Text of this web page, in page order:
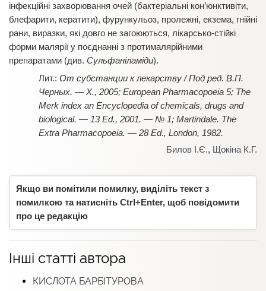
інфекційні захворювання очей (бактеріальні кон’юнктивіти,
блефарити, кератити), фурункульоз, пролежні, екзема, гнійні
рани, виразки, які довго не загоюються, лікарсько-стійкі
форми малярії у поєднанні з протималярійними
препаратами (див. Сульфаніламіди).
От субстанции к лекарству / Под ред. В.П.
Черных. — Х., 2005; European Pharmacopoeia 5; The
Merk index an Encyclopedia of chemicals, drugs and
biological. — 13 Ed., 2001. — № 1; Martindale. The
Extra Pharmacopoeia. — 28 Ed., London, 1982.
Билов І.Є., Щокіна К.Г.
Якщо ви помітили помилку, виділіть текст з
помилкою та натисніть Ctrl+Enter, щоб повідомити
про це редакцію
Інші статті автора
КИСЛОТА БАРБІТУРОВА